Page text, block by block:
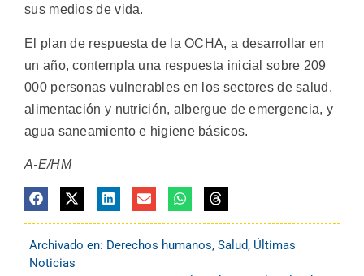
sus medios de vida.
El plan de respuesta de la OCHA, a desarrollar en
un año, contempla una respuesta inicial sobre 209
000 personas vulnerables en los sectores de salud,
alimentación y nutrición, albergue de emergencia, y
agua saneamiento e higiene básicos.
A-E/HM
Archivado en: Derechos humanos, Salud, Últimas
Noticias